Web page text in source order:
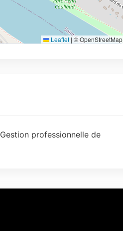
Leaflet | © OpenStreetMap
professionnelle de